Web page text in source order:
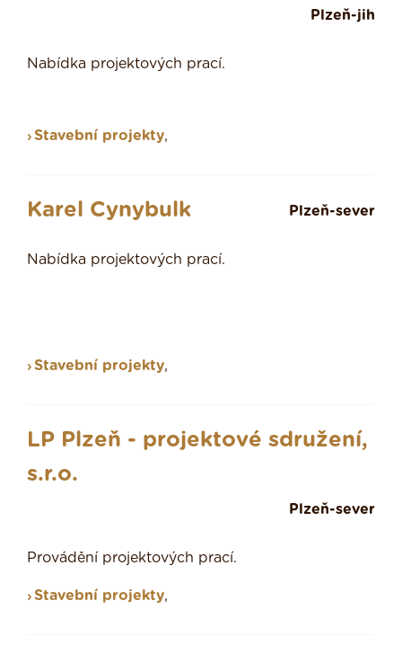
Plzeň-jih
Nabídka projektových prací.
Stavební projekty,
Karel Cynybulk Plzeň-sever
Nabídka projektových prací.
Stavební projekty,
LP Plzeň - projektové sdružení,
s.r.o.
Plzeň-sever
Provádění projektových prací.
Stavební projekty,